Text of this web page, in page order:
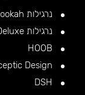
נרגילות Alpha Hookah
נרגילות Amy Deluxe